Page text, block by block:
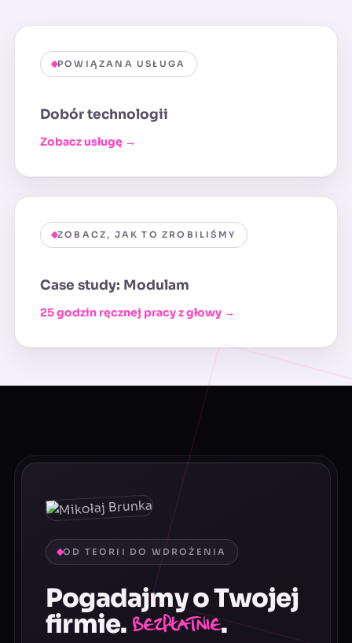
POWIĄZANA USŁUGA
Dobór technologii
Zobacz usługę →
ZOBACZ, JAK TO ZROBILIŚMY
Case study: Modulam
25 godzin ręcznej pracy z głowy →
OD TEORII DO WDROŻENIA
Pogadajmy o Twojej
firmie. Bezpłatnie.